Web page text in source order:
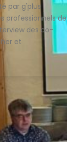
par g'plus
professionnels de
des co-
et